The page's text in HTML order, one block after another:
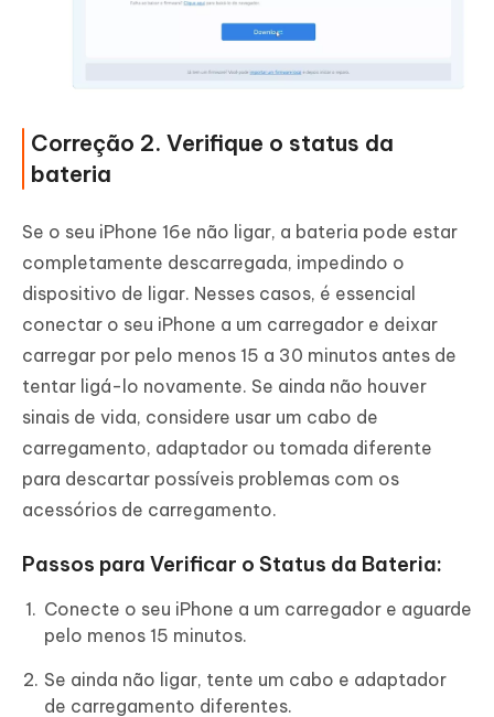
Correção 2. Verifique o status da
bateria
Se o seu iPhone 16e não ligar, a bateria pode estar
completamente descarregada, impedindo o
dispositivo de ligar. Nesses casos, é essencial
conectar o seu iPhone a um carregador e deixar
carregar por pelo menos 15 a 30 minutos antes de
tentar ligá-lo novamente. Se ainda não houver
sinais de vida, considere usar um cabo de
carregamento, adaptador ou tomada diferente
para descartar possíveis problemas com os
acessórios de carregamento.
Passos para Verificar o Status da Bateria:
Conecte o seu iPhone a um carregador e aguarde
pelo menos 15 minutos.
Se ainda não ligar, tente um cabo e adaptador
de carregamento diferentes.